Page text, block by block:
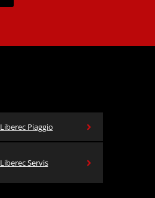
Liberec Piaggio
Liberec Servis